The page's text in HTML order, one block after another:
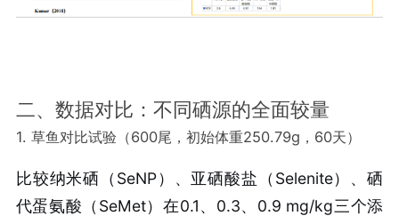
二、数据对比：不同硒源的全面较量
1. 草鱼对比试验（600尾，初始体重250.79g，60天）
比较纳米硒（SeNP）、亚硒酸盐（Selenite）、硒
代蛋氨酸（SeMet）在0.1、0.3、0.9 mg/kg三个添